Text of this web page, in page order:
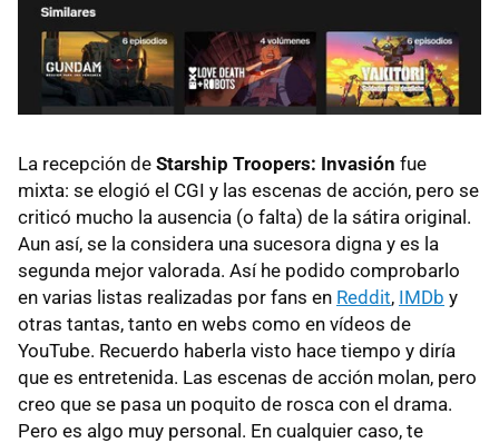
La recepción de Starship Troopers: Invasión fue
mixta: se elogió el CGI y las escenas de acción, pero se
criticó mucho la ausencia (o falta) de la sátira original.
Aun así, se la considera una sucesora digna y es la
segunda mejor valorada. Así he podido comprobarlo
en varias listas realizadas por fans en Reddit, IMDb y
otras tantas, tanto en webs como en vídeos de
YouTube. Recuerdo haberla visto hace tiempo y diría
que es entretenida. Las escenas de acción molan, pero
creo que se pasa un poquito de rosca con el drama.
Pero es algo muy personal. En cualquier caso, te